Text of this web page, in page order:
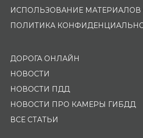
ИСПОЛЬЗОВАНИЕ МАТЕРИАЛОВ
ПОЛИТИКА
ДОРОГА ОНЛАЙН
НОВОСТИ
НОВОСТИ ПДД
НОВОСТИ ПРО КАМЕРЫ ГИБДД
ВСЕ СТАТЬИ